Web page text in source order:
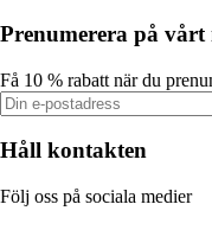
Prenumerera på vårt
Få 10 % rabatt när du
Håll kontakten
Följ oss på sociala medier